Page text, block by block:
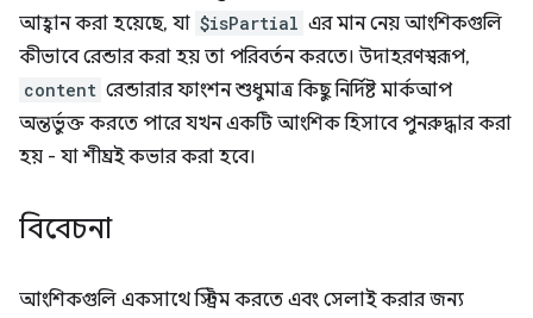
আহ্বান করা হয়েছে, যা $isPartial এর মান নেয় আংশিকগুলি
কীভাবে রেন্ডার করা হয় তা পরিবর্তন করতে। উদাহরণস্বরূপ,
content রেন্ডারার ফাংশন শুধুমাত্র কিছু নির্দিষ্ট মার্কআপ
অন্তর্ভুক্ত করতে পারে যখন একটি আংশিক হিসাবে পুনরুদ্ধার করা
হয় - যা শীঘ্রই কভার করা হবে।
বিবেচনা
আংশিকগুলি একসাথে স্ট্রিম করতে এবং সেলাই করার জন্য